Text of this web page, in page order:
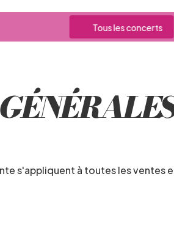
Tous les concerts